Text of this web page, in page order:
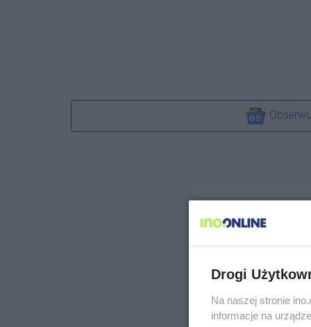
Drogi
Na naszej stronie
informacje na